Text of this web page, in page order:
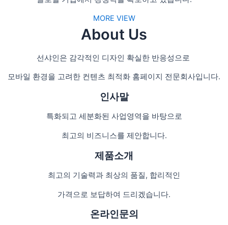
MORE VIEW
About Us
선샤인은 감각적인 디자인 확실한 반응성으로
모바일 환경을 고려한 컨텐츠 최적화 홈페이지 전문회사입니다.
인사말
특화되고 세분화된 사업영역을 바탕으로
최고의 비즈니스를 제안합니다.
제품소개
최고의 기술력과 최상의 품질, 합리적인
가격으로 보답하여 드리겠습니다.
온라인문의